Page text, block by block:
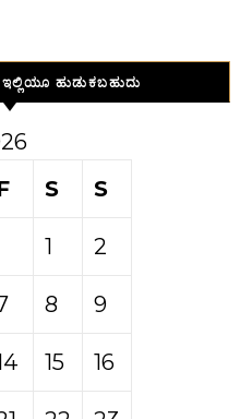
ಹುಡುಕಬಹುದು
S S
1 2
8 9
15 16